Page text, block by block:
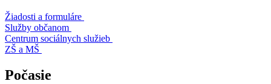
Žiadosti a formuláre
Služby občanom
Centrum sociálnych služieb
ZŠ a MŠ
Počasie